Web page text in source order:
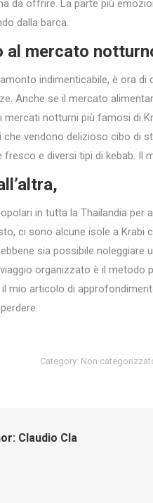
da offrire. La parte più
dalla barca.
al mercato
indimenticabile, è ora
Anche se il mercato
mercati notturni più famosi di
vendono delizioso cibo di
e diversi tipi di kebab. Il
in tutta la Thailandia per
ci sono alcune isole a Krabi
sia possibile
organizzato è il metodo
mio articolo di
Category: Non
Claudio Cla